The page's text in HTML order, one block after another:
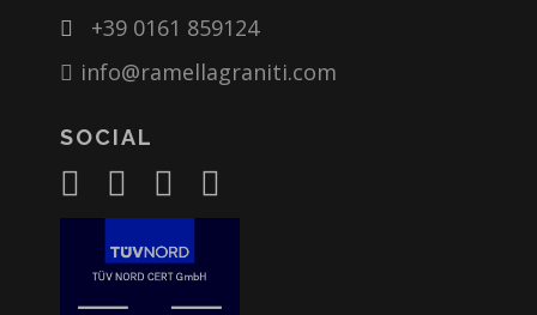
+39 0161 859124
info@ramellagraniti.com
SOCIAL